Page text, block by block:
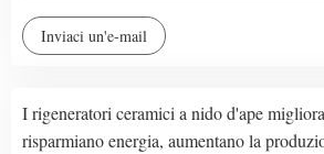
Inviaci un'e-mail
I rigeneratori ceramici a nido d'ape
risparmiano energia, aumentano la